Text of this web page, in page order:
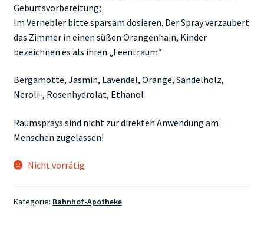
Geburtsvorbereitung;
Im Vernebler bitte sparsam dosieren. Der Spray verzaubert
das Zimmer in einen süßen Orangenhain, Kinder
bezeichnen es als ihren „Feentraum“
Bergamotte, Jasmin, Lavendel, Orange, Sandelholz,
Neroli-, Rosenhydrolat, Ethanol
Raumsprays sind nicht zur direkten Anwendung am
Menschen zugelassen!
Nicht vorrätig
Kategorie: Bahnhof-Apotheke